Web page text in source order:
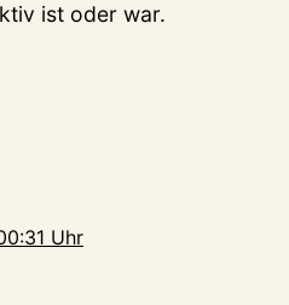
ist oder war.
Uhr